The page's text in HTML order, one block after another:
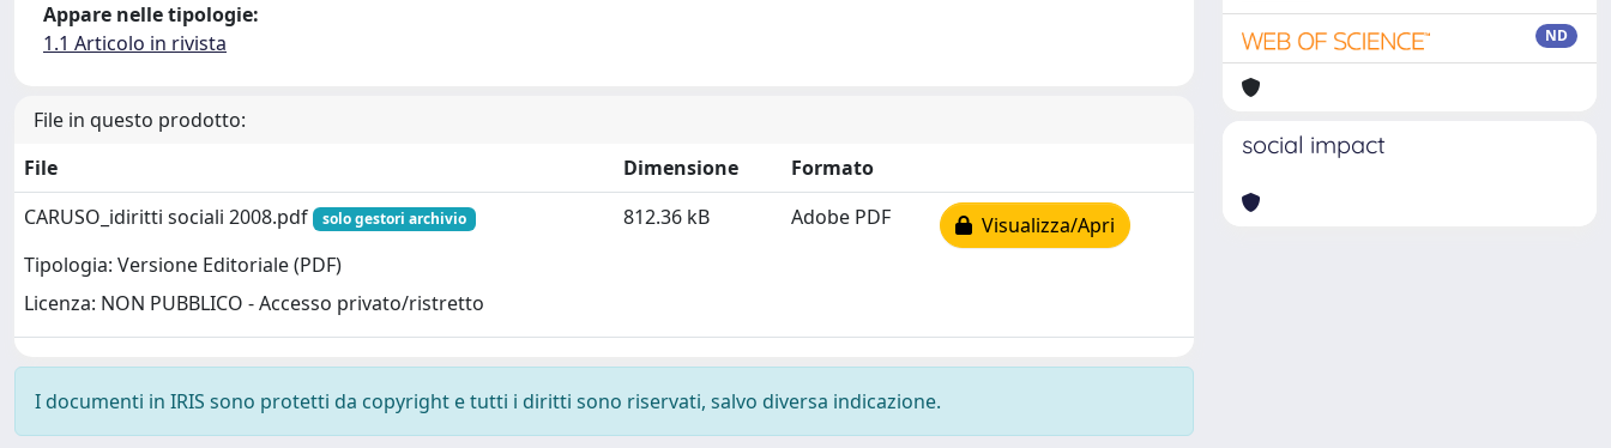
Appare nelle tipologie:
1.1 Articolo in rivista
File in questo prodotto:
File
Dimensione
Formato
CARUSO_idiritti sociali 2008.pdf
solo gestori archivio
Tipologia: Versione Editoriale (PDF)
Licenza: NON PUBBLICO - Accesso privato/ristretto
812.36 kB Adobe PDF Visualizza/Apri
I documenti in IRIS sono protetti da copyright e tutti i diritti sono riservati, salvo diversa indicazione.
ND
social impact